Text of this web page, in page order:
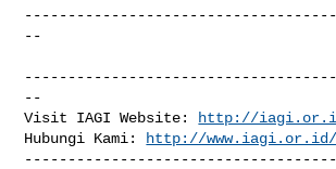
--
--
Visit IAGI Website:
http://
Hubungi Kami:
http://www.iagi.or.id/